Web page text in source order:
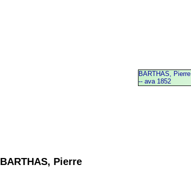
BARTHAS, Pierre
-- ava 1852
BARTHAS, Pierre